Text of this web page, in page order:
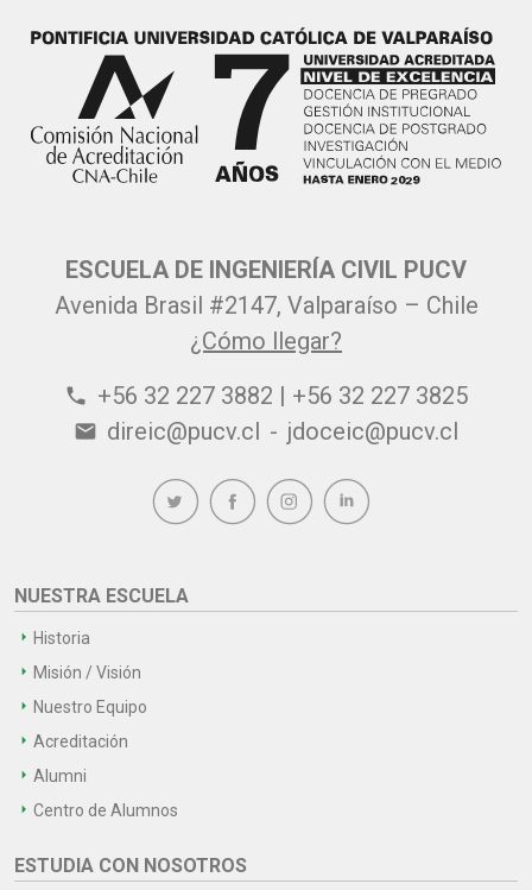
ESCUELA DE INGENIERÍA CIVIL PUCV
Avenida Brasil #2147, Valparaíso – Chile
¿Cómo llegar?
phone +56 32 227 3882 | +56 32 227 3825
email direic@pucv.cl - jdoceic@pucv.cl
NUESTRA ESCUELA
Historia
Misión / Visión
Nuestro Equipo
Acreditación
Alumni
Centro de Alumnos
ESTUDIA CON NOSOTROS